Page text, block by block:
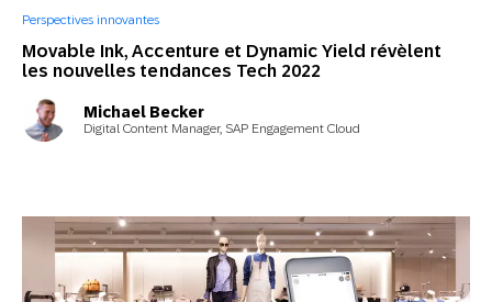
Movable Ink, Accenture et Dynamic Yield révèlent
les nouvelles tendances Tech 2022
Perspectives innovantes
Michael Becker
Digital Content Manager, SAP Engagement Cloud